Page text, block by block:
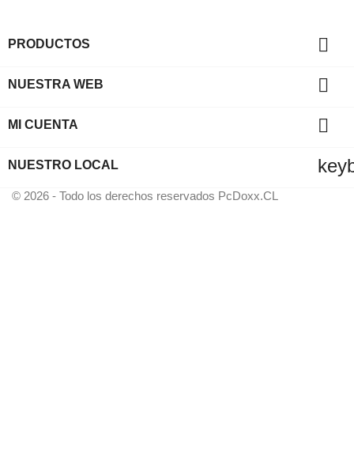
PRODUCTOS 
NUESTRA WEB 
MI CUENTA 
NUESTRO LOCAL
© 2026 - Todo los derechos reservados PcDoxx.CL